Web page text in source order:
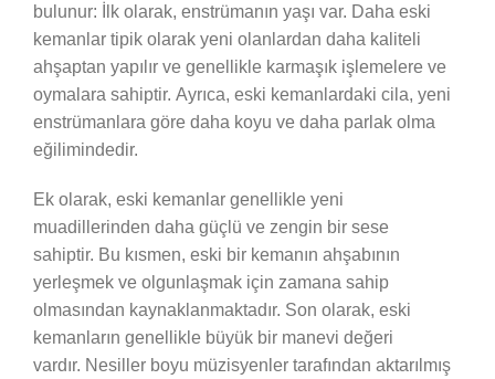
bulunur: İlk olarak, enstrümanın yaşı var. Daha eski
kemanlar tipik olarak yeni olanlardan daha kaliteli
ahşaptan yapılır ve genellikle karmaşık işlemelere ve
oymalara sahiptir. Ayrıca, eski kemanlardaki cila, yeni
enstrümanlara göre daha koyu ve daha parlak olma
eğilimindedir.
Ek olarak, eski kemanlar genellikle yeni
muadillerinden daha güçlü ve zengin bir sese
sahiptir. Bu kısmen, eski bir kemanın ahşabının
yerleşmek ve olgunlaşmak için zamana sahip
olmasından kaynaklanmaktadır. Son olarak, eski
kemanların genellikle büyük bir manevi değeri
vardır. Nesiller boyu müzisyenler tarafından aktarılmış